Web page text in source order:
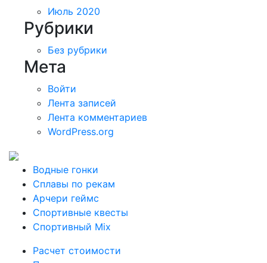
Июль 2020
Рубрики
Без рубрики
Мета
Войти
Лента записей
Лента комментариев
WordPress.org
Водные гонки
Сплавы по рекам
Арчери геймс
Спортивные квесты
Спортивный Mix
Расчет стоимости